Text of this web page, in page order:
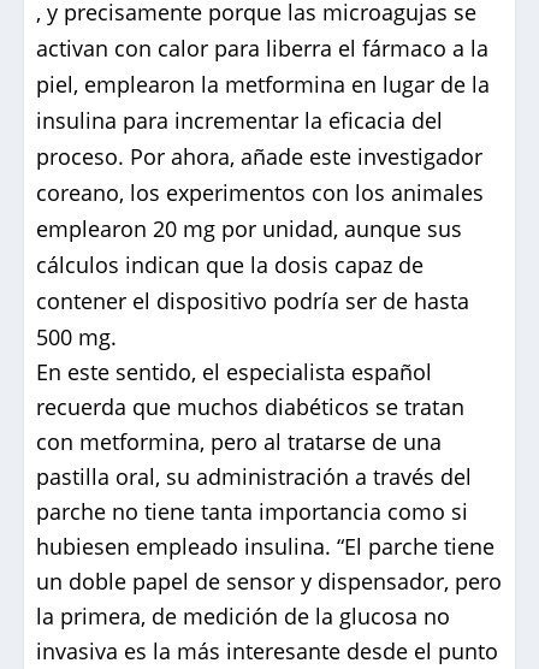
, y precisamente porque las microagujas se
activan con calor para liberra el fármaco a la
piel, emplearon la metformina en lugar de la
insulina para incrementar la eficacia del
proceso. Por ahora, añade este investigador
coreano, los experimentos con los animales
emplearon 20 mg por unidad, aunque sus
cálculos indican que la dosis capaz de
contener el dispositivo podría ser de hasta
500 mg.
En este sentido, el especialista español
recuerda que muchos diabéticos se tratan
con metformina, pero al tratarse de una
pastilla oral, su administración a través del
parche no tiene tanta importancia como si
hubiesen empleado insulina. “El parche tiene
un doble papel de sensor y dispensador, pero
la primera, de medición de la glucosa no
invasiva es la más interesante desde el punto